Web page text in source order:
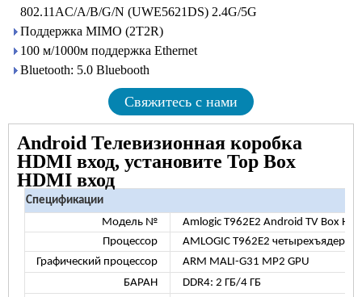
802.11AC/A/B/G/N (UWE5621DS) 2.4G/5G
Поддержка MIMO (2T2R)
100 м/1000м поддержка Ethernet
Bluetooth: 5.0 Bluebooth
Свяжитесь с нами
Android Телевизионная коробка
HDMI вход, установите Top Box
HDMI вход
Спецификации
Модель №
Amlogic T962E2 Android TV Box
Процессор
AMLOGIC T962E2
Графический процессор
ARM MALI-G31 MP2 GPU
БАРАН
DDR4: 2 ГБ/4 ГБ